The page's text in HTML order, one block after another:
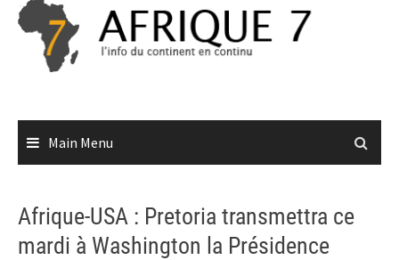
Skip
content
Main Menu
Afrique-USA : Pretoria transmettra ce
mardi à Washington la Présidence